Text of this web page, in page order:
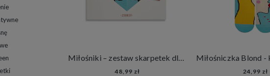
Miłośniki – zestaw skarpetek dla pary, dla niej i dla niego, prezent na ślub dla pary młodej
48,99 zł 24,99 zł